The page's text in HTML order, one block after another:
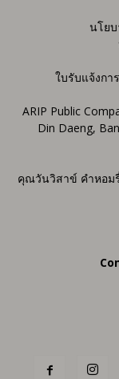
นโย
ใบรับแจ้งก
ARIP Public
Din Daeng,
คุณวันวิสาข์ คำหอม